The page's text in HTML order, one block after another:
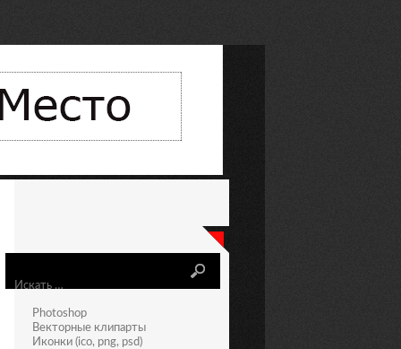
Photoshop
Векторные клипарты
Иконки (ico, png, psd)